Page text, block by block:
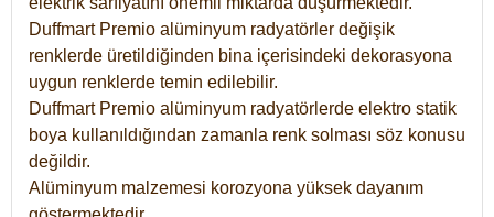
Duffmart Premio alüminyum radyatörler değişik
renklerde üretildiğinden bina içerisindeki dekorasyona
uygun renklerde temin edilebilir.
Duffmart Premio alüminyum radyatörlerde elektro statik
boya kullanıldığından zamanla renk solması söz konusu
değildir.
Alüminyum malzemesi korozyona yüksek dayanım